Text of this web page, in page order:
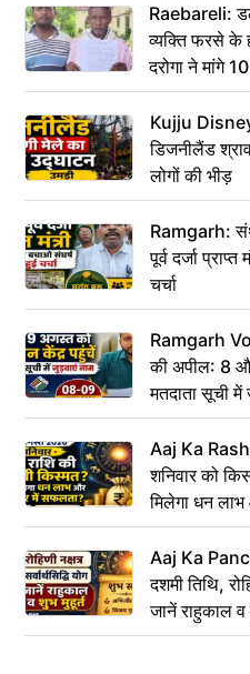
Raebareli:
व्यक्ति फरसे के
दरोगा ने मांगे
ठंडी!
Kujju
डिजनीलैंड
लोगों की भीड़
Ramgarh:
पूर्व दर्जा
चर्चा
Ramgarh
की अपील: 8
मतदाता सूची में
Aaj Ka
शनिवार को
मिलेगा धन
Aaj Ka
दशमी तिथि,
जानें राहुकाल व